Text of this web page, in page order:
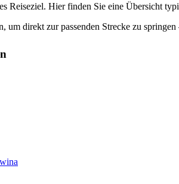
Reiseziel. Hier finden Sie eine Übersicht
um direkt zur passenden Strecke zu